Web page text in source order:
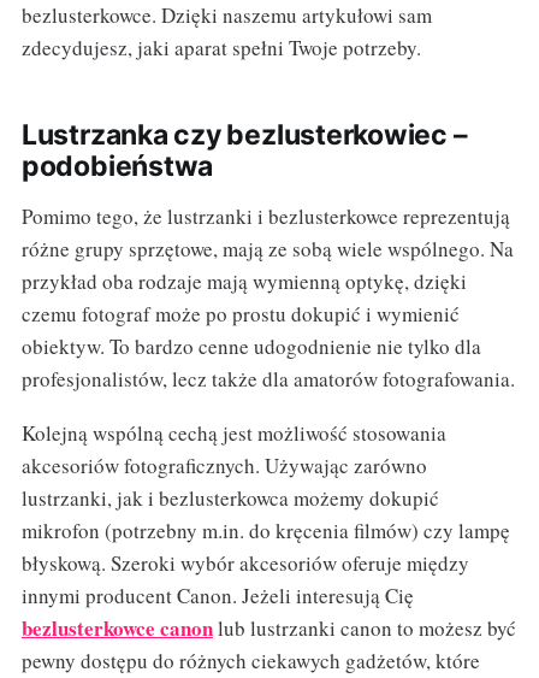
bezlusterkowce. Dzięki naszemu artykułowi sam
zdecydujesz, jaki aparat spełni Twoje potrzeby.
Lustrzanka czy bezlusterkowiec –
podobieństwa
Pomimo tego, że lustrzanki i bezlusterkowce reprezentują
różne grupy sprzętowe, mają ze sobą wiele wspólnego. Na
przykład oba rodzaje mają wymienną optykę, dzięki
czemu fotograf może po prostu dokupić i wymienić
obiektyw. To bardzo cenne udogodnienie nie tylko dla
profesjonalistów, lecz także dla amatorów fotografowania.
Kolejną wspólną cechą jest możliwość stosowania
akcesoriów fotograficznych. Używając zarówno
lustrzanki, jak i bezlusterkowca możemy dokupić
mikrofon (potrzebny m.in. do kręcenia filmów) czy lampę
błyskową. Szeroki wybór akcesoriów oferuje między
innymi producent Canon. Jeżeli interesują Cię
bezlusterkowce canonlub lustrzanki canon to możesz być
pewny dostępu do różnych ciekawych gadżetów, które